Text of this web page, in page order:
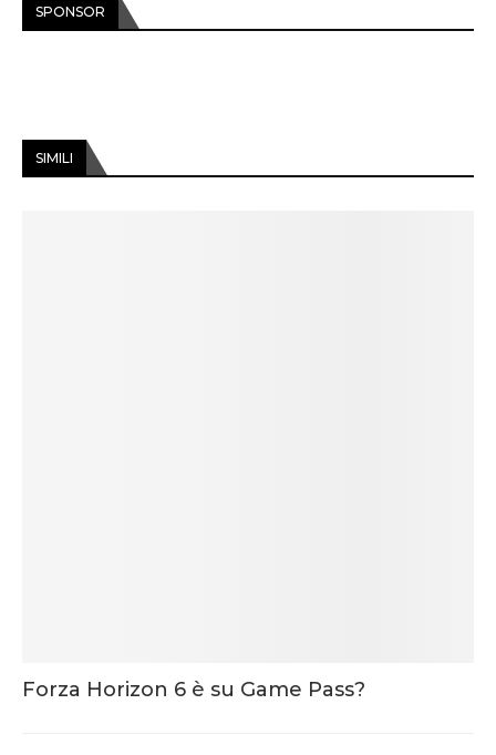
SPONSOR
SIMILI
Forza Horizon 6 è su Game Pass?